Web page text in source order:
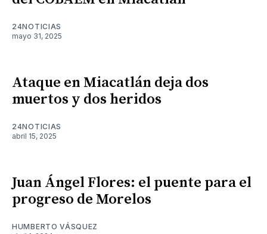
24NOTICIAS
mayo 31, 2025
Ataque en Miacatlán deja dos
muertos y dos heridos
24NOTICIAS
abril 15, 2025
Juan Ángel Flores: el puente para el
progreso de Morelos
HUMBERTO VÁSQUEZ